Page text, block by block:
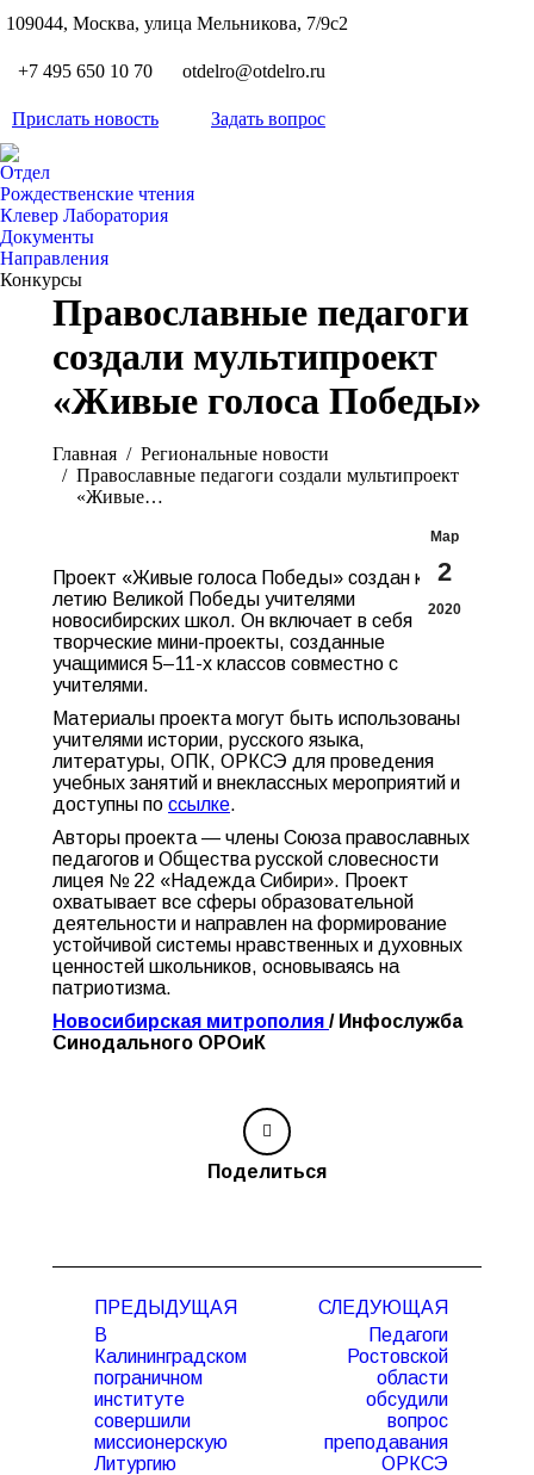
109044, Москва, улица Мельникова, 7/9с2
+7 495 650 10 70 otdelro@otdelro.ru
Прислать новость Задать вопрос
Отдел
Рождественские чтения
Клевер Лаборатория
Документы
Направления
Конкурсы
Православные педагоги
создали мультипроект
«Живые голоса Победы»
Главная
Pегиональные новости
Православные педагоги создали мультипроект
«Живые…
Мар
2
2020
Проект «Живые голоса Победы» создан к 75-
летию Великой Победы учителями
новосибирских школ. Он включает в себя
творческие мини-проекты, созданные
учащимися 5–11-х классов совместно с
учителями.
Материалы проекта могут быть использованы
учителями истории, русского языка,
литературы, ОПК, ОРКСЭ для проведения
учебных занятий и внеклассных мероприятий и
доступны по ссылке.
Авторы проекта — члены Союза православных
педагогов и Общества русской словесности
лицея № 22 «Надежда Сибири». Проект
охватывает все сферы образовательной
деятельности и направлен на формирование
устойчивой системы нравственных и духовных
ценностей школьников, основываясь на
патриотизма.
Новосибирская митрополия / Инфослужба
Синодального ОРОиК
Поделиться
записям
ПРЕДЫДУЩАЯ
Предыдущая
запись:
В
Калининградском
пограничном
институте
совершили
миссионерскую
Литургию
СЛЕДУЮЩАЯ
Следующая
Педагоги
Ростовской
области
обсудили
вопрос
преподавания
ОРКСЭ